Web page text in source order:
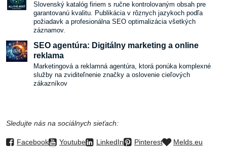
Slovenský katalóg firiem s ručne kontrolovaným obsah pre
garantovanú kvalitu. Publikácia v rôznych jazykoch podľa
požiadavk a profesionálna SEO optimalizácia všetkých
záznamov.
SEO agentúra: Digitálny marketing a online
reklama
Marketingová a reklamná agentúra, ktorá ponúka komplexné
služby na zviditeľnenie značky a oslovenie cieľových
zákazníkov
Sledujte nás na sociálnych sieťach:
Facebook Youtube LinkedIn Pinterest
Melds.eu